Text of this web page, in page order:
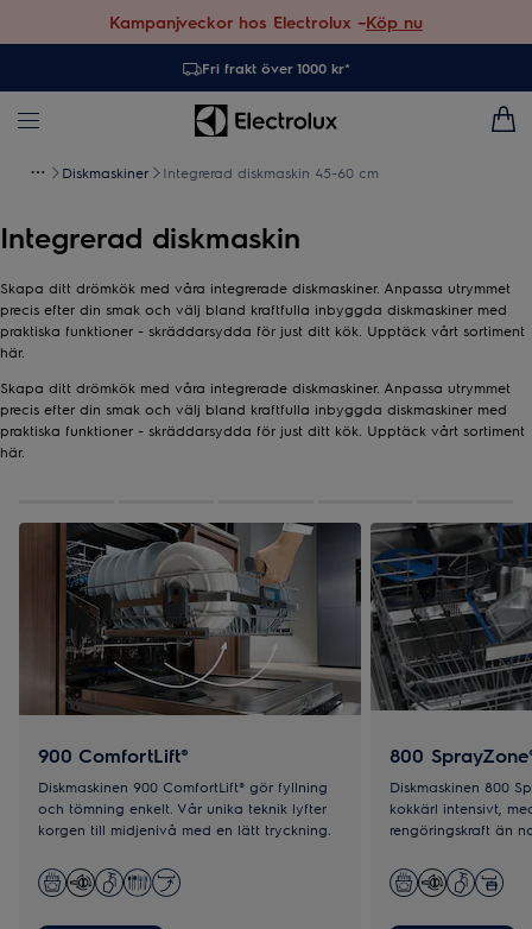
Kampanjveckor hos Electrolux –Köp nu
Fri frakt över 1000 kr*
Diskmaskiner Integrerad diskmaskin 45-60 cm
Integrerad diskmaskin
Skapa ditt drömkök med våra integrerade diskmaskiner. Anpassa utrymmet
precis efter din smak och välj bland kraftfulla inbyggda diskmaskiner med
praktiska funktioner - skräddarsydda för just ditt kök. Upptäck vårt sortiment
här.
Skapa ditt drömkök med våra integrerade diskmaskiner. Anpassa utrymmet
precis efter din smak och välj bland kraftfulla inbyggda diskmaskiner med
praktiska funktioner - skräddarsydda för just ditt kök. Upptäck vårt sortiment
här.
900 ComfortLift®
Diskmaskinen 900 ComfortLift® gör fyllning
och tömning enkelt. Vår unika teknik lyfter
korgen till midjenivå med en lätt tryckning.
800
Diskmaskinen 800
kokkärl intensivt,
rengöringskraft än